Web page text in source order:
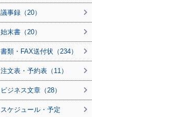
議事録（20）
始末書（20）
書類・FAX送付状（234）
注文表・予約表（11）
ビジネス文章（28）
スケジュール・予定